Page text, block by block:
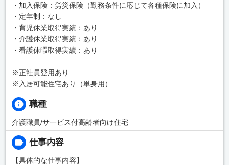
・加入保険：労災保険（勤務条件に応じて各種保険に加入）
・定年制：なし
・育児休業取得実績：あり
・介護休業取得実績：あり
・看護休暇取得実績：あり
※正社員登用あり
※入居可能住宅あり（単身用）
職種
介護職員/サ一ビス付高齢者向け住宅
仕事内容
【具体的な仕事内容】